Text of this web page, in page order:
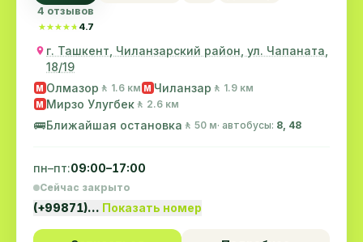
4 отзывов
★★★★★
★★★★★ 4.7
г. Ташкент, Чиланзарский район, ул. Чапаната,
18/19
M Олмазор 🚶 1.6 км M Чиланзар 🚶 1.9 км
M Мирзо Улугбек 🚶 2.6 км
🚌Ближайшая остановка 🚶 50 м· автобусы: 8, 48
пн–пт:09:00–17:00
Сейчас закрыто
(+99871)… Показать номер